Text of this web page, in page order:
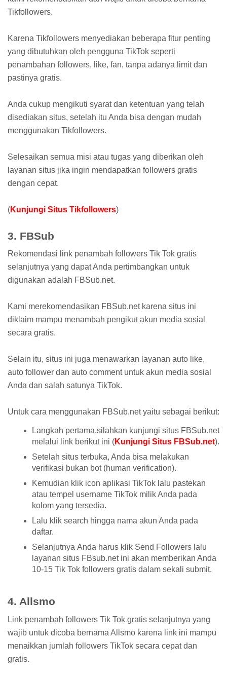
Tikfollowers.
Karena Tikfollowers menyediakan beberapa fitur penting
yang dibutuhkan oleh pengguna TikTok seperti
penambahan followers, like, fan, tanpa adanya limit dan
pastinya gratis.
Anda cukup mengikuti syarat dan ketentuan yang telah
disediakan situs, setelah itu Anda bisa dengan mudah
menggunakan Tikfollowers.
Selesaikan semua misi atau tugas yang diberikan oleh
layanan situs jika ingin mendapatkan followers gratis
dengan cepat.
(Kunjungi Situs Tikfollowers)
3. FBSub
Rekomendasi link penambah followers Tik Tok gratis
selanjutnya yang dapat Anda pertimbangkan untuk
digunakan adalah FBSub.net.
Kami merekomendasikan FBSub.net karena situs ini
diklaim mampu menambah pengikut akun media sosial
secara gratis.
Selain itu, situs ini juga menawarkan layanan auto like,
auto follower dan auto comment untuk akun media sosial
Anda dan salah satunya TikTok.
Untuk cara menggunakan FBSub.net yaitu sebagai berikut:
Langkah pertama,silahkan kunjungi situs FBSub.net
melalui link berikut ini (Kunjungi Situs FBSub.net).
Setelah situs terbuka, Anda bisa melakukan
verifikasi bukan bot (human verification).
Kemudian klik icon aplikasi TikTok lalu pastekan
atau tempel username TikTok milik Anda pada
kolom yang tersedia.
Lalu klik search hingga nama akun Anda pada
daftar.
Selanjutnya Anda harus klik Send Followers lalu
layanan situs FBsub.net ini akan memberikan Anda
10-15 Tik Tok followers gratis dalam sekali submit.
4. Allsmo
Link penambah followers Tik Tok gratis selanjutnya yang
wajib untuk dicoba bernama Allsmo karena link ini mampu
menaikkan jumlah followers TikTok secara cepat dan
gratis.